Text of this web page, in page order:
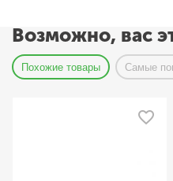
Возможно, вас
Похожие товары Самые